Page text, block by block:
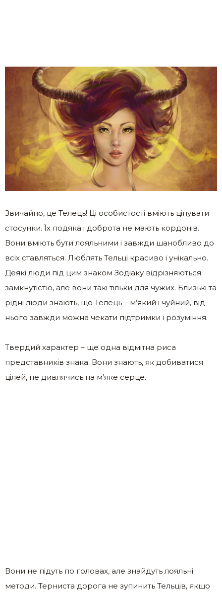
Звичайно, це Телець! Ці особистості вміють цінувати
стосунки. Їх подяка і доброта не мають кордонів.
Вони вміють бути лояльними і завжди шанобливо до
всіх ставляться. Люблять Тельці красиво і унікально.
Деякі люди під цим знаком Зодіаку відрізняються
замкнутістю, але вони такі тільки для чужих. Близькі та
рідні люди знають, що Телець – м’який і чуйний, від
нього завжди можна чекати підтримки і розуміння.
Твердий характер – ще одна відмітна риса
представників знака. Вони знають, як добиватися
цілей, не дивлячись на м’яке серце.
Вони не підуть по головах, але знайдуть лояльні
методи. Терниста дорога не зупинить Тельців, якщо